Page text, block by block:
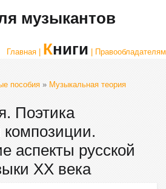
музыкантов
Главная | Книги | Правообладателям
пособия » Музыкальная теория
Поэтика
аспекты русской
XX века